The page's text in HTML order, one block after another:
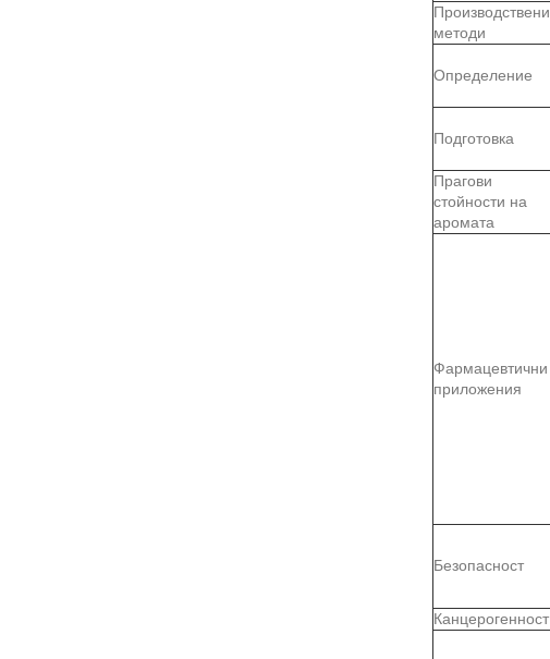
Производствени
методи
Определение
Подготовка
Прагови
стойности на
аромата
Фармацевтични
приложения
Безопасност
Канцерогенност